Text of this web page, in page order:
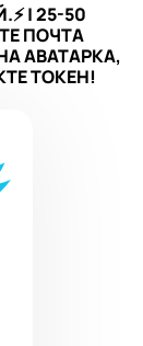
| 25-50
ПОЧТА
АВАТАРКА,
ТОКЕН!